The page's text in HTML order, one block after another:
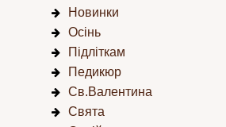
Новинки
Осінь
Підліткам
Педикюр
Св.Валентина
Свята